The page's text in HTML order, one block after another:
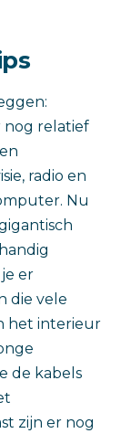
nog relatief
radio en
Nu
er
die vele
het interieur
de kabels
zijn er nog